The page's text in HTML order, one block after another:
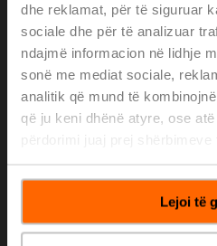
dhe reklamat, për të siguruar
sociale dhe për të analizuar
ndajmë informacion në lidhje
sonë me mediat sociale,
analitik që mund të
që ju keni dhënë atyre, ose
Lejoi të
CQ24A-T
Rotary actuator (ZoneTight),
Open/close, 3-point, 75 s,
Please contact your local
List